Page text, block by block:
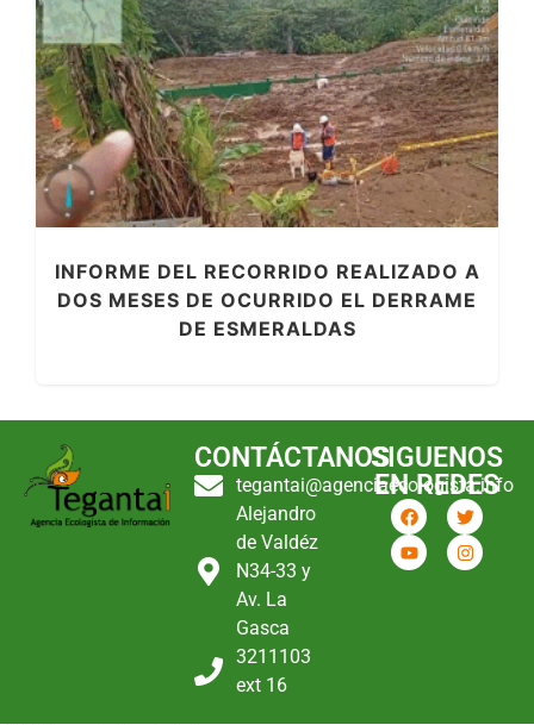
INFORME DEL RECORRIDO REALIZADO A
DOS MESES DE OCURRIDO EL DERRAME
DE ESMERALDAS
CONTÁCTANOS
tegantai@agenciaecologista.info
Alejandro
de Valdéz
N34-33 y
Av. La
Gasca
3211103
ext 16
SIGUENOS
EN REDES